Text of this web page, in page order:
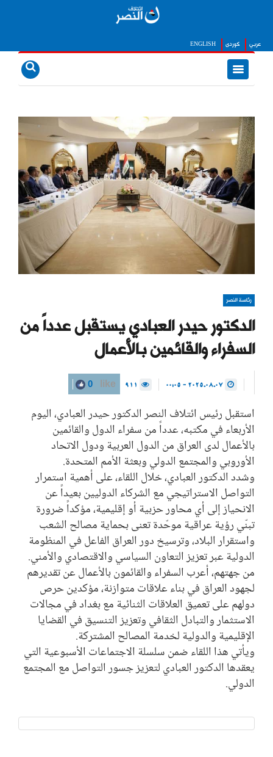
ENGLISH كوردى عربي
رئاسة النصر
الدكتور حيدر العبادي يستقبل عدداً من
السفراء والقائمين بالأعمال
like
0
استقبل رئيس ائتلاف النصر الدكتور حيدر العبادي، اليوم
الأربعاء في مكتبه، عدداً من سفراء الدول والقائمين
بالأعمال لدى العراق من الدول العربية ودول الاتحاد
الأوروبي والمجتمع الدولي وبعثة الأمم المتحدة.
وشدد الدكتور العبادي، خلال اللقاء، على أهمية استمرار
التواصل الاستراتيجي مع الشركاء الدوليين بعيداً عن
الانحياز إلى أي محاور حزبية أو إقليمية، مؤكداً ضرورة
تبنّي رؤية عراقية موحّدة تعنى بحماية مصالح الشعب
واستقرار البلاد، وترسيخ دور العراق الفاعل في المنظومة
الدولية عبر تعزيز التعاون السياسي والاقتصادي والأمني.
من جهتهم، أعرب السفراء والقائمون بالأعمال عن تقديرهم
لجهود العراق في بناء علاقات متوازنة، مؤكدين حرص
دولهم على تعميق العلاقات الثنائية مع بغداد في مجالات
الاستثمار والتبادل الثقافي وتعزيز التنسيق في القضايا
الإقليمية والدولية لخدمة المصالح المشتركة.
ويأتي هذا اللقاء ضمن سلسلة الاجتماعات الأسبوعية التي
يعقدها الدكتور العبادي لتعزيز جسور التواصل مع المجتمع
الدولي.